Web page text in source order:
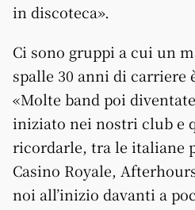
in discoteca».
Ci sono gruppi a cui un
spalle 30 anni di carriere
«Molte band poi
iniziato nei nostri club e
ricordarle, tra le italiane
Casino Royale,
noi all’inizio davanti a